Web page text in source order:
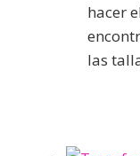
hacer
las